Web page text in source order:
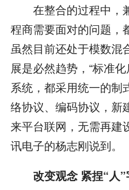
在整合的过程中，
程商需要面对的问题，
虽然目前还处于模数混
展是必然趋势，“标准
系统，都采用统一的制
络协议、编码协议，新
来平台联网，无需再建
讯电子的杨志刚说到。
改变观念 紧捏“人”